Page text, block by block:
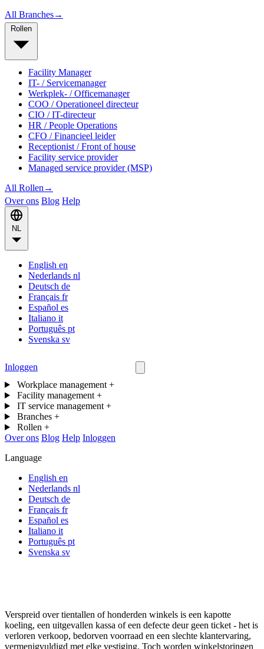
All Branches→
Facility Manager
IT- / Servicemanager
Werkplek- / Officemanager
COO / Operationeel directeur
CIO / IT-directeur
HR / People Operations
CFO / Financieel leider
Receptionist / Front of house
Facility service provider
Managed service provider (MSP)
All Rollen →
Over ons Blog Help
English en
Nederlands nl
Deutsch de
Français fr
Español es
Italiano it
Português pt
Svenska sv
Inloggen
Workplace management +
Facility management +
IT service management +
Branches +
Rollen +
Over ons Blog Help Inloggen
Language
English en
Nederlands nl
Deutsch de
Français fr
Español es
Italiano it
Português pt
Svenska sv
Verspreid over tientallen of honderden winkels is een kapotte
koeling, een uitgevallen kassa of een defecte deur geen ticket - het is
verloren verkoop, bedorven voorraad en een slechte klantervaring,
vermenigvuldigd met elke vestiging. Toch worden winkelstoringen